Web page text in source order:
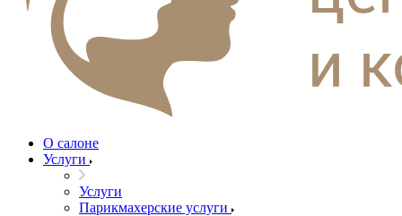
О салоне
Услуги
Услуги
Парикмахерские услуги